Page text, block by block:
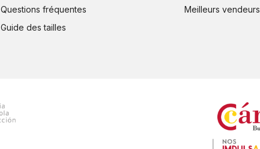
Questions fréquentes
Guide des tailles
Meilleurs vendeurs